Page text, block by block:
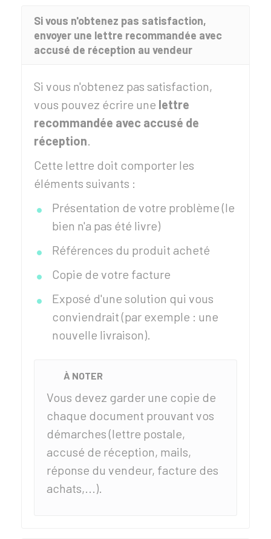
Si vous n'obtenez pas satisfaction,
envoyer une lettre recommandée avec
accusé de réception au vendeur
Si vous n'obtenez pas satisfaction,
vous pouvez écrire une lettre
recommandée avec accusé de
réception.
Cette lettre doit comporter les
éléments suivants :
Présentation de votre problème (le
bien n'a pas été livre)
Références du produit acheté
Copie de votre facture
Exposé d'une solution qui vous
conviendrait (par exemple : une
nouvelle livraison).
À NOTER
Vous devez garder une copie de
chaque document prouvant vos
démarches (lettre postale,
accusé de réception, mails,
réponse du vendeur, facture des
achats,...).